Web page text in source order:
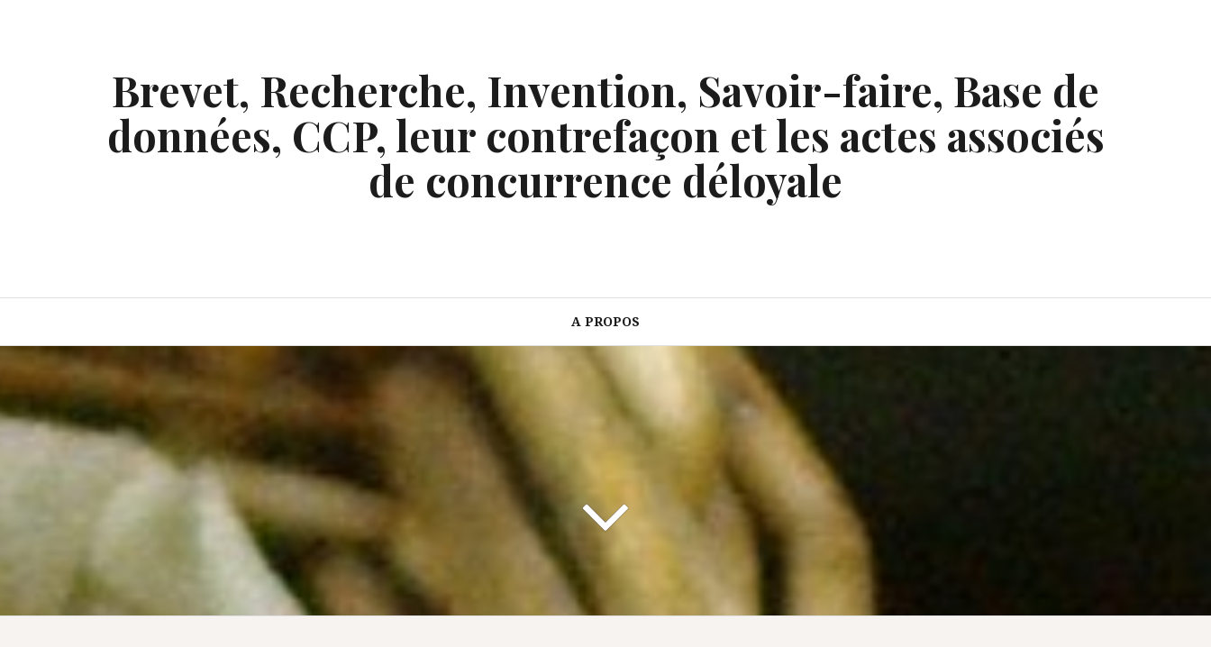
Brevet, Recherche, Invention, Savoir-faire, Base de
données, CCP, leur contrefaçon et les actes associés
de concurrence déloyale
A PROPOS